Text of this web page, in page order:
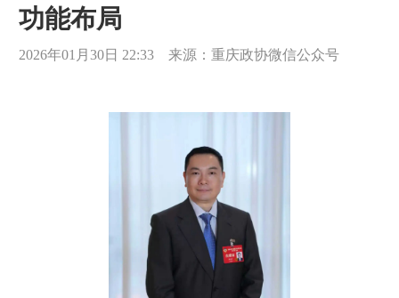
功能布局
2026年01月30日 22:33 来源：重庆政协微信公众号